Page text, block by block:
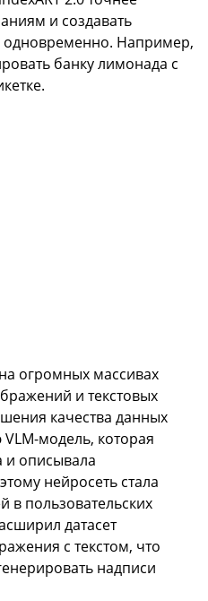
и создавать
одновременно. Например,
банку лимонада с
огромных массивах
и текстовых
качества данных
модель, которая
и описывала
нейросеть стала
в пользовательских
датасет
с текстом, что
надписи